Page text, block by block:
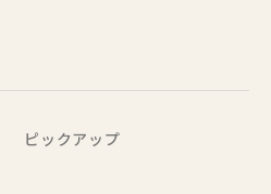
ピックアップ